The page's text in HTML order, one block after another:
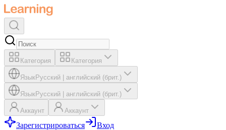
Категория Категория
ЯзыкРусский английский (брит.)
ЯзыкРусский английский (брит.)
Аккаунт Аккаунт
Зарегистрироваться Вход